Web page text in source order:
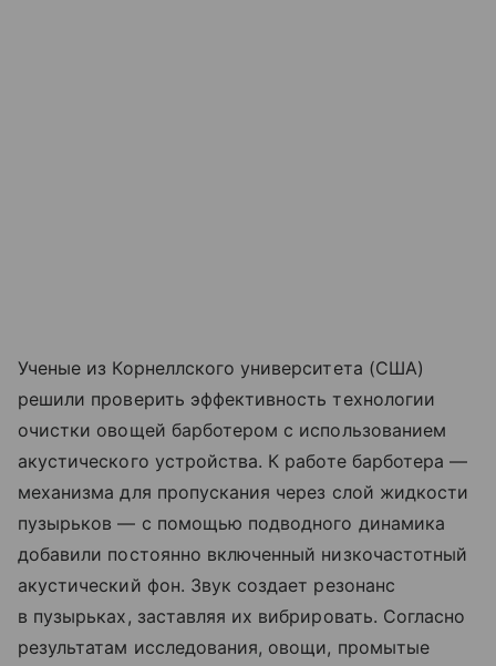
Ученые из Корнеллского университета (США)
решили проверить эффективность технологии
очистки овощей барботером с использованием
акустического устройства. К работе барботера —
механизма для пропускания через слой жидкости
пузырьков — с помощью подводного динамика
добавили постоянно включенный низкочастотный
акустический фон. Звук создает резонанс
в пузырьках, заставляя их вибрировать. Согласно
результатам исследования, овощи, промытые